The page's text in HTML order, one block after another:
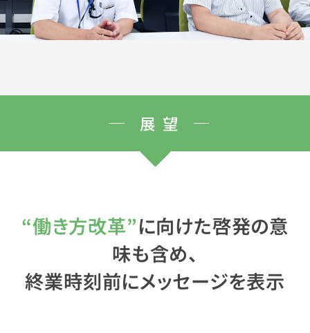
展望
“働き方改革”に向けた啓発の意
味も含め、
終業時刻前にメッセージを表示